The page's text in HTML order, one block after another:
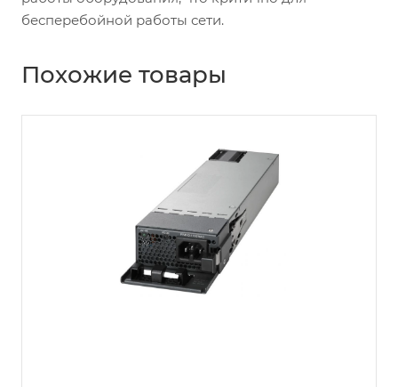
бесперебойной работы сети.
Похожие товары